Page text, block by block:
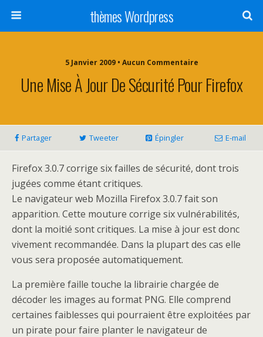
thèmes Wordpress
5 Janvier 2009 • Aucun Commentaire
Une Mise À Jour De Sécurité Pour Firefox
Partager Tweeter Épingler E-mail
Firefox 3.0.7 corrige six failles de sécurité, dont trois
jugées comme étant critiques.
Le navigateur web Mozilla Firefox 3.0.7 fait son
apparition. Cette mouture corrige six vulnérabilités,
dont la moitié sont critiques. La mise à jour est donc
vivement recommandée. Dans la plupart des cas elle
vous sera proposée automatiquement.
La première faille touche la librairie chargée de
décoder les images au format PNG. Elle comprend
certaines faiblesses qui pourraient être exploitées par
un pirate pour faire planter le navigateur de